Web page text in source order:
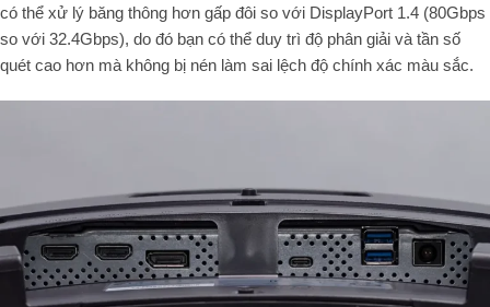
có thể xử lý băng thông hơn gấp đôi so với DisplayPort 1.4 (80Gbps
so với 32.4Gbps), do đó bạn có thể duy trì độ phân giải và tần số
quét cao hơn mà không bị nén làm sai lệch độ chính xác màu sắc.